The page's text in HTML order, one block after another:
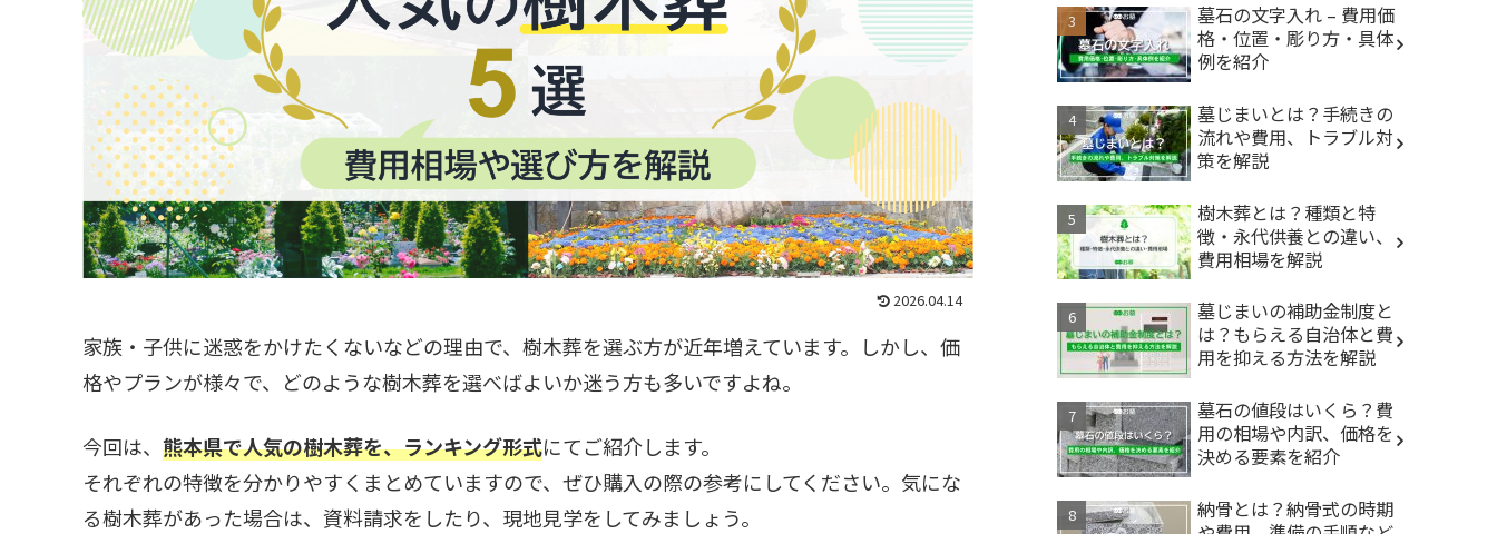
2026.04.14
家族・子供に迷惑をかけたくないなどの理由で、樹木葬を選ぶ方が近年増えています。しかし、価
格やプランが様々で、どのような樹木葬を選べばよいか迷う方も多いですよね。
今回は、 熊本県で人気の樹木葬を、ランキング形式にてご紹介します。
それぞれの特徴を分かりやすくまとめていますので、ぜひ購入の際の参考にしてください。気にな
る樹木葬があった場合は、資料請求をしたり、現地見学をしてみましょう。
墓石の文字入れ – 費用価
格・位置・彫り方・具体
例を紹介
墓じまいとは？手続きの
流れや費用、トラブル対
策を解説
樹木葬とは？種類と特
徴・永代供養との違い、
費用相場を解説
墓じまいの補助金制度と
は？もらえる自治体と費
用を抑える方法を解説
墓石の値段はいくら？費
用の相場や内訳、価格を
決める要素を紹介
納骨とは？納骨式の時期